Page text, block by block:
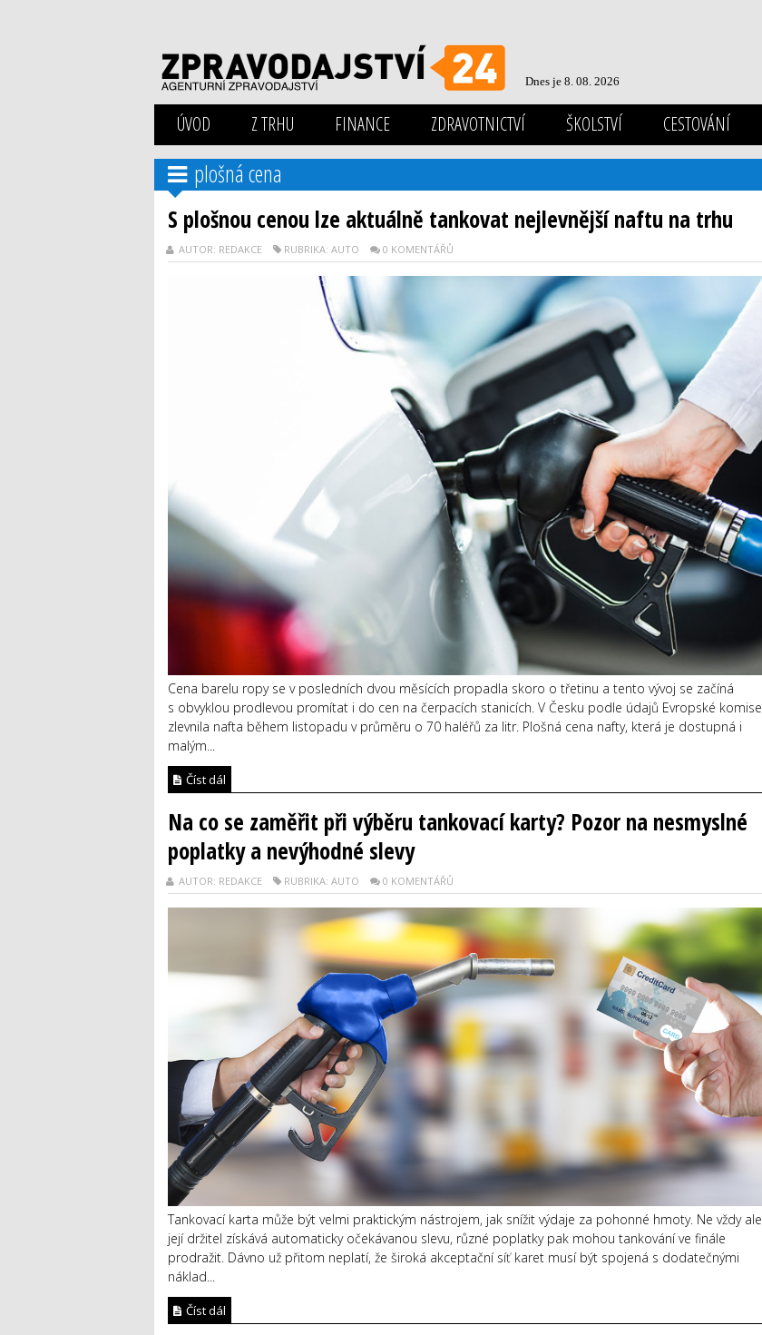
Dnes je 8. 08. 2026
ÚVOD Z TRHU FINANCE ZDRAVOTNICTVÍ ŠKOLSTVÍ CESTOVÁNÍ
plošná cena
S plošnou cenou lze aktuálně tankovat nejlevnější naftu na trhu
AUTOR: REDAKCE RUBRIKA: AUTO 0 KOMENTÁŘŮ
Cena barelu ropy se v posledních dvou měsících propadla skoro o třetinu a tento vývoj se začíná
s obvyklou prodlevou promítat i do cen na čerpacích stanicích. V Česku podle údajů Evropské komise
zlevnila nafta během listopadu v průměru o 70 haléřů za litr. Plošná cena nafty, která je dostupná i
malým...
Číst dál
Na co se zaměřit při výběru tankovací karty? Pozor na nesmyslné
poplatky a nevýhodné slevy
AUTOR: REDAKCE RUBRIKA: AUTO 0 KOMENTÁŘŮ
Tankovací karta může být velmi praktickým nástrojem, jak snížit výdaje za pohonné hmoty. Ne vždy ale
její držitel získává automaticky očekávanou slevu, různé poplatky pak mohou tankování ve finále
prodražit. Dávno už přitom neplatí, že široká akceptační síť karet musí být spojená s dodatečnými
náklad...
Číst dál